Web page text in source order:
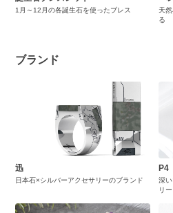
1月～12月の各誕生石を使ったブレス
天
る
ブランド
迅
日本石×シルバーアクセサリーのブランド
P4
深
リー